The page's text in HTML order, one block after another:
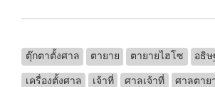
ตุ๊กตาตั้งศาล ตายาย ตายายไฮโซ อธิ
เครื่องตั้งศาล เจ้าที่ ศาลเจ้าที่ ศาลตาย